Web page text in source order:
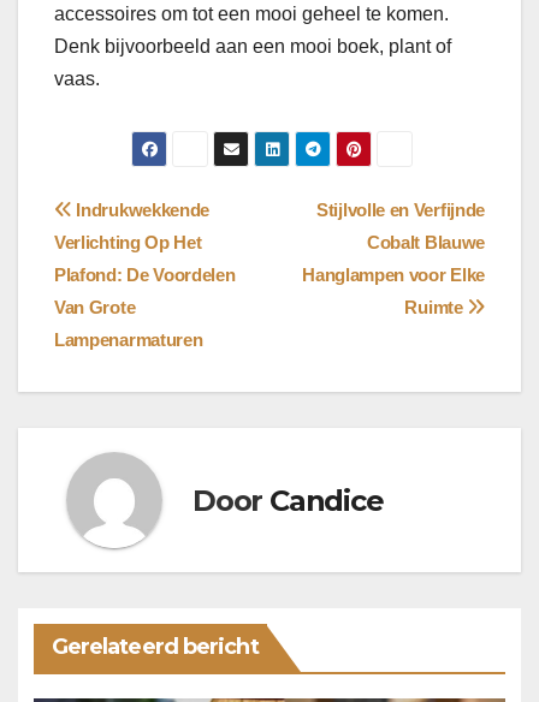
accessoires om tot een mooi geheel te komen.
Denk bijvoorbeeld aan een mooi boek, plant of
vaas.
Bericht
navigatie
Stijlvolle en Verfijnde
Cobalt Blauwe
Hanglampen voor Elke
Ruimte
Indrukwekkende
Verlichting Op Het
Plafond: De Voordelen
Van Grote
Lampenarmaturen
Door Candice
Gerelateerd bericht